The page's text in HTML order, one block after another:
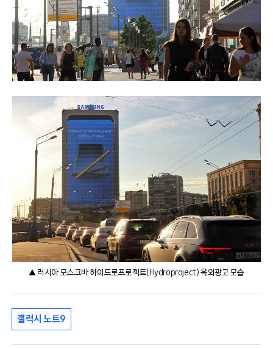
▲ 러시아 모스크바 하이드로프로젝트(Hydroproject) 옥외광고 모습
갤럭시 노트9